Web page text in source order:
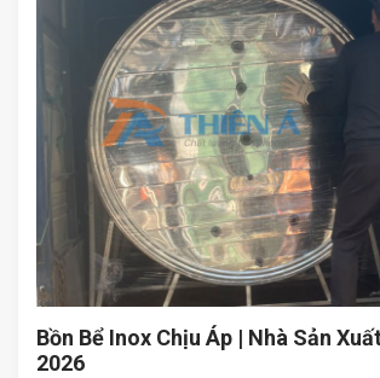
Bồn Bể Inox Chịu Áp | Nhà Sản
2026